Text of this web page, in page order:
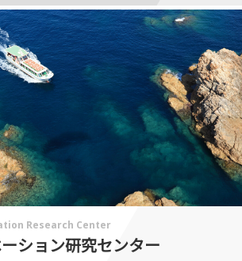
Research Center
ション研究センター